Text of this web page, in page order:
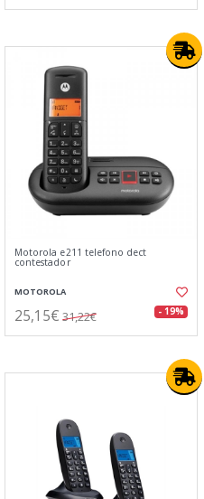
Motorola e211 telefono dect
contestador
MOTOROLA
25,15€ 31,22€ - 19%